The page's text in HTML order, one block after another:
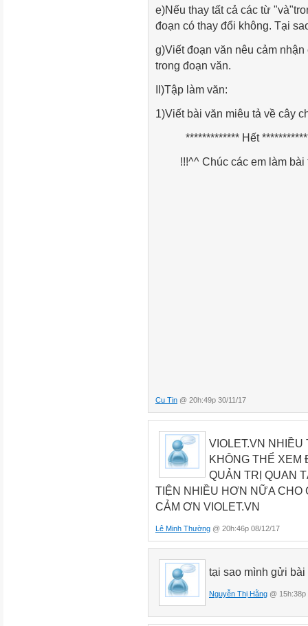
e)Nếu thay tất cả các từ
đoạn có thay đổi không. Tại
g)Viết đoạn văn nêu cảm
trong đoạn văn.
II)Tập làm văn:
1)Viết bài văn miêu tả về cây
************* Hết
!!!^^ Chúc các em làm bài
Cu Tin @ 20h:49p 30/11/17
VIOLET.VN NHIỀU
KHÔNG THỂ XEM
QUẢN TRỊ QUAN
TIỆN NHIỀU HƠN NỮA CHO
CẢM ƠN VIOLET.VN
Lê Minh Thường @ 20h:46p 08/12/17
tại sao mình gửi
Nguyễn Thị Hằng @ 15h:38p